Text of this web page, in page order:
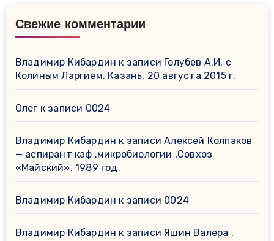
Свежие комментарии
Владимир Кибардин к записи Голубев А.И. с
Колиным Ларгием. Казань, 20 августа 2015 г.
Олег к записи 0024
Владимир Кибардин к записиАлексей Колпаков
— аспирант каф .микробиологии ,Совхоз
«Майский». 1989 год.
Владимир Кибардин к записи 0024
Владимир Кибардин к записиЯшин Валера .